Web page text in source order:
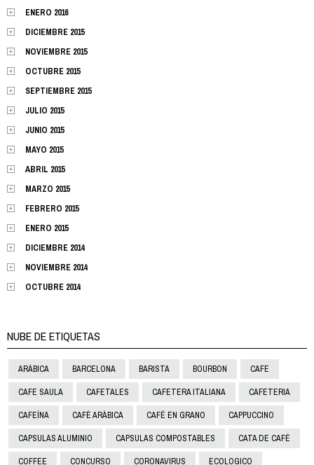
ENERO 2016
DICIEMBRE 2015
NOVIEMBRE 2015
OCTUBRE 2015
SEPTIEMBRE 2015
JULIO 2015
JUNIO 2015
MAYO 2015
ABRIL 2015
MARZO 2015
FEBRERO 2015
ENERO 2015
DICIEMBRE 2014
NOVIEMBRE 2014
OCTUBRE 2014
NUBE DE ETIQUETAS
ARÁBICA BARCELONA BARISTA BOURBON CAFE
CAFE SAULA CAFETALES CAFETERA ITALIANA CAFETERIA
CAFEÍNA CAFÈ ARÀBICA CAFÉ EN GRANO CAPPUCCINO
CAPSULAS ALUMINIO CAPSULAS COMPOSTABLES CATA DE CAFÉ
COFFEE CONCURSO CORONAVIRUS ECOLOGICO